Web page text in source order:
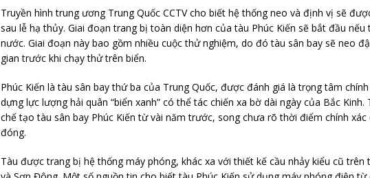
Truyền hình trung ương Trung Quốc CCTV cho biết hệ thống neo và định vị sẽ
sau lễ hạ thủy. Giai đoạn trang bị toàn diện hơn của tàu Phúc Kiến sẽ bắt đầu
nước. Giai đoạn này bao gồm nhiều cuộc thử nghiệm, do đó tàu sân bay sẽ neo
gian trước khi chạy thử trên biển.
Phúc Kiến là tàu sân bay thứ ba của Trung Quốc, được đánh giá là trọng tâm
dựng lực lượng hải quân “biển xanh” có thể tác chiến xa bờ dài ngày của Bắc Kinh.
chế tạo tàu sân bay Phúc Kiến từ vài năm trước, song chưa rõ thời điểm chính
đóng.
Tàu được trang bị hệ thống máy phóng, khác xa với thiết kế cầu nhảy kiểu cũ trên